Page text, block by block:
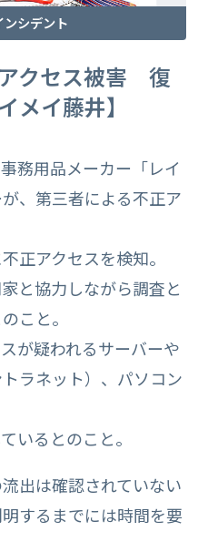
ンシデント
クセス被害 復
メイ藤井】
務用品メーカー「レイ
、第三者による不正ア
正アクセスを検知。
と協力しながら調査と
こと。
が疑われるサーバーや
ラネット）、パソコン
いるとのこと。
出は確認されていない
するまでには時間を要